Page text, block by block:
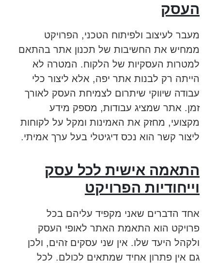
העסק
מעבר לעיצוב ולפיתוח הטכני, הפרויקט
ממחיש את החשיבות של תכנון אתר בהתאם
למטרות העסקיות של הלקוח. המטרה לא
הייתה רק לבנות אתר יפה, אלא ליצור כלי
עבודה שיווקי שיתרום לצמיחת העסק לאורך
זמן. אתר שמציג עבודות, מספק מידע
מקצועי, מחזק את האמינות ומקל על לקוחות
ליצור קשר הוא נכס דיגיטלי בעל ערך אמיתי.
התאמה אישית לכל עסק
וייחודיות הפרויקט
אחד הדברים שאני מקפיד עליהם בכל
פרויקט הוא התאמת האתר לאופי העסק
ולקהל היעד שלו. אין שני עסקים זהים, ולכן
גם אין פתרון אחיד שמתאים לכולם. לכל